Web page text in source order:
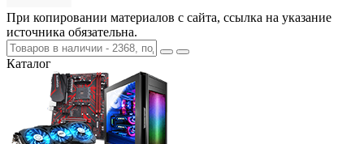
При копировании материалов с сайта, ссылка на указание
источника обязательна.
Каталог